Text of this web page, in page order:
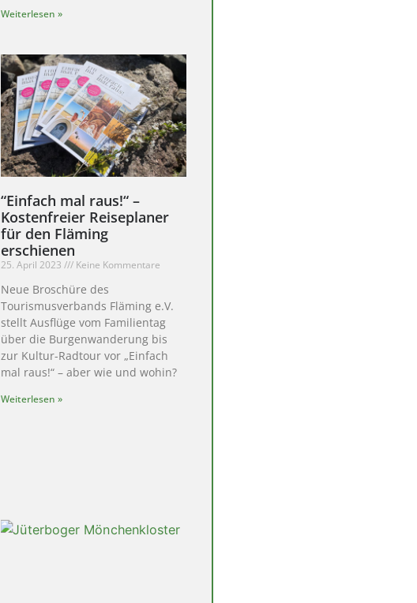
Weiterlesen »
“Einfach mal raus!“ –
Kostenfreier Reiseplaner
für den Fläming
erschienen
25. April 2023 Keine Kommentare
Neue Broschüre des
Tourismusverbands Fläming e.V.
stellt Ausflüge vom Familientag
über die Burgenwanderung bis
zur Kultur-Radtour vor „Einfach
mal raus!“ – aber wie und wohin?
Weiterlesen »